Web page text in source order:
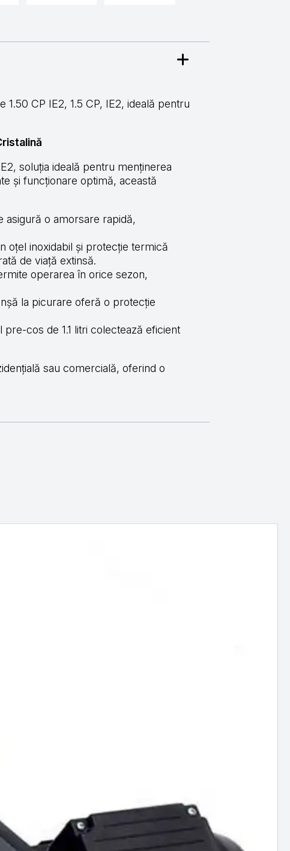
CP IE2, 1.5 CP, IE2, ideală pentru
soluția ideală pentru menținerea
și funcționare optimă, această
asigură o amorsare rapidă,
oțel inoxidabil și protecție termică
de viață extinsă.
operarea în orice sezon,
la picurare oferă o protecție
cos de 1.1 litri colectează eficient
sau comercială, oferind o